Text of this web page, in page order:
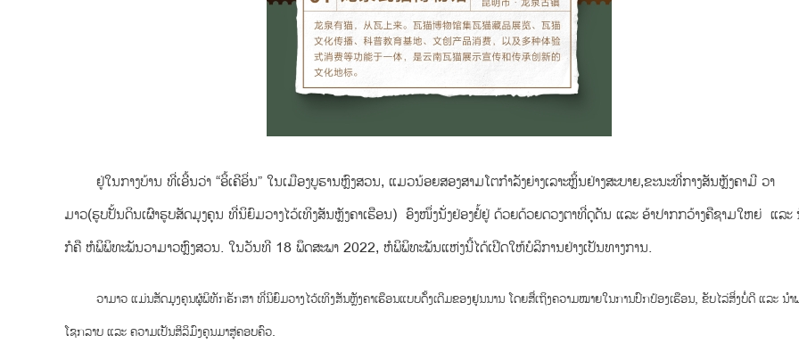
ຢູ່ໃນກາງບ້ານ ທີ່ເອີ້ນວ່າ “ອິ້ເຄີອິ່ນ” ໃນເມືອງບູຮານຫຼົງສວນ, ແມວນ້ອຍສອງສາມໂຕກຳລັງຍ່າງເລາະຫຼິ້ນຢ່າງສະບາຍ,ຂະນະທີ່ກາງສັນຫຼັງຄາມີ ວາ
ມາວ(ຮູບປັ້ນດິນເຜົາຮູບສັດມຸງຄຸນ ທີ່ນິຍົມວາງໄວ້ເທິງສັນຫຼັງຄາເຮືອນ) ອົງໜຶ່ງນັ່ງຢ່ອງຢໍ້ຢູ່ ດ້ວຍດ້ວຍດວງຕາທີ່ດຸດັນ ແລະ ອ້າປາກກວ້າງຄືຊາມໃຫຍ່ ແລະ
ກໍຄື ຫໍພິພິທະພັນວາມາວຫຼົງສວນ. ໃນວັນທີ 18 ພຶດສະພາ 2022, ຫໍພິພິທະພັນແຫ່ງນີ້ໄດ້ເປີດໃຫ້ບໍລິການຢ່າງເປັນທາງການ.
ວາມາວ ແມ່ນສັດມຸງຄຸນຜູ້ພິທັກຮັກສາ ທີ່ນິຍົມວາງໄວ້ເທິງສັນຫຼັງຄາເຮືອນແບບດັ້ງເດີມຂອງຢູນນານ ໂດຍສື່ເຖິງຄວາມໝາຍໃນການປົກປ້ອງເຮືອນ, ຂັບໄລ່ສິ່ງບໍ່ດີ ແລະ ນຳ
ໂຊກລາບ ແລະ ຄວາມເປັນສິລິມົງຄຸນມາສູ່ຄອບຄົວ.